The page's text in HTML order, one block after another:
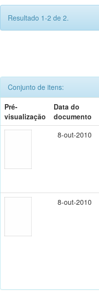
Resultado 1-2 de 2.
Conjunto de itens:
Pré-
visualização
Data do
documento
8-out-2010
8-out-2010